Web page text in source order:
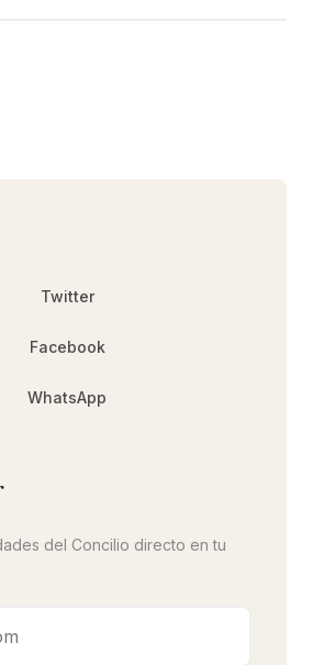
Twitter
Facebook
WhatsApp
del Concilio directo en tu